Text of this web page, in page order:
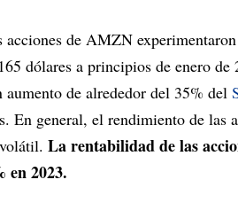
de AMZN
dólares a principios de enero de
de alrededor del 35% del
En general, el rendimiento de las
La rentabilidad de las
en 2023.